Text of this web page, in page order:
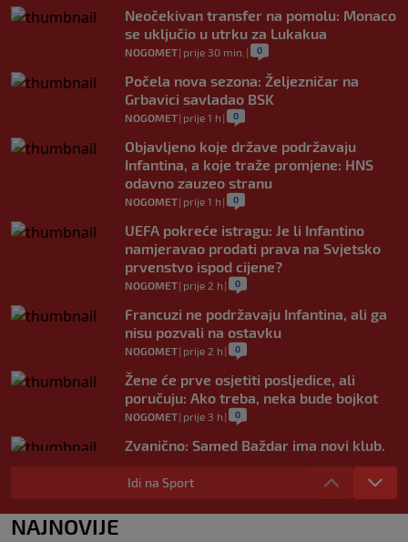
Neočekivan transfer na pomolu: Monaco
se uključio u utrku za Lukakua
NOGOMET| prije 30 min. | 0
Počela nova sezona: Željezničar na
Grbavici savladao BSK
NOGOMET| prije 1 h | 0
Objavljeno koje države podržavaju
Infantina, a koje traže promjene: HNS
odavno zauzeo stranu
NOGOMET| prije 1 h | 0
UEFA pokreće istragu: Je li Infantino
namjeravao prodati prava na Svjetsko
prvenstvo ispod cijene?
NOGOMET| prije 2 h | 0
Francuzi ne podržavaju Infantina, ali ga
nisu pozvali na ostavku
NOGOMET| prije 2 h | 0
Žene će prve osjetiti posljedice, ali
poručuju: Ako treba, neka bude bojkot
NOGOMET| prije 3 h | 0
Zvanično: Samed Baždar ima novi klub,
zadužio broj sa velikom "težinom"
NOGOMET|prije 5 h
Prije nekoliko godina zaludjela je
Idi na Sport
NAJNOVIJE